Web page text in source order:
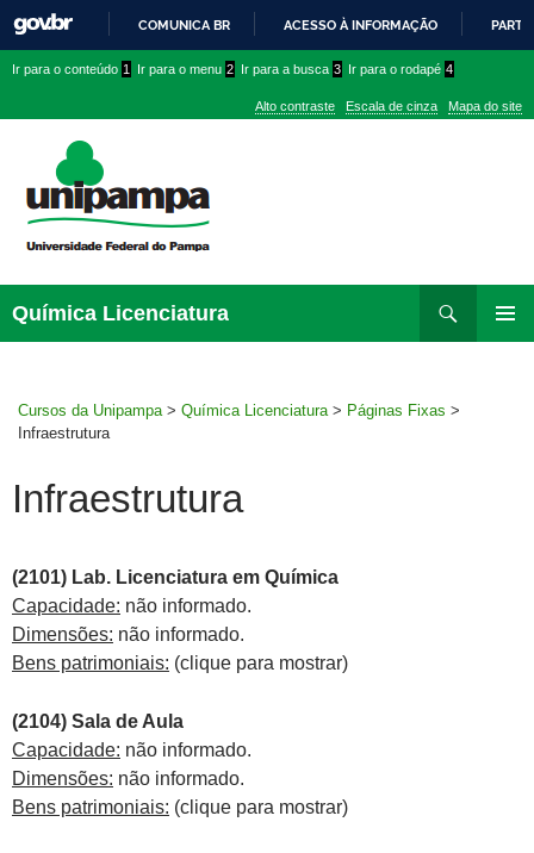
PARA
CONTEÚDO
COMUNICA BR ACESSO À INFORMAÇÃO
conteúdo
menu
superior
menu
Ir para o conteúdo 1 Ir para o menu 2 Ir para a busca 3 Ir para o rodapé 4
Alto contraste Escala de cinza Mapa do site
Química Licenciatura
para
Cursos da Unipampa > Química Licenciatura > Páginas Fixas >
Infraestrutura
Infraestrutura
(2101) Lab. Licenciatura em Química
Capacidade: não informado.
Dimensões: não informado.
Bens patrimoniais: (clique para mostrar)
(2104) Sala de Aula
Capacidade: não informado.
Dimensões: não informado.
Bens patrimoniais: (clique para mostrar)